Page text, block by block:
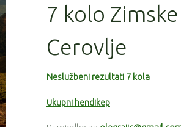
7 kolo
Cerovlje
Neslužbeni rezultati 7 kola
Ukupni hendikep